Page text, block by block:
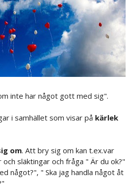
inte har något gott med sig".
i samhället som visar på kärlek
om. Att bry sig om kan t.ex.var
släktingar och fråga " Är du ok?"
något?", " Ska jag handla något åt